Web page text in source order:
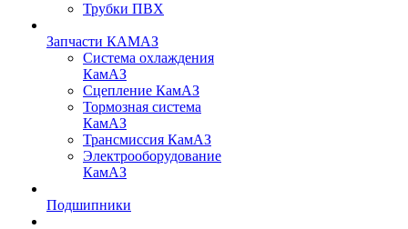
Трубки ПВХ
Запчасти КАМАЗ
Система охлаждения
КамАЗ
Сцепление КамАЗ
Тормозная система
КамАЗ
Трансмиссия КамАЗ
Электрооборудование
КамАЗ
Подшипники